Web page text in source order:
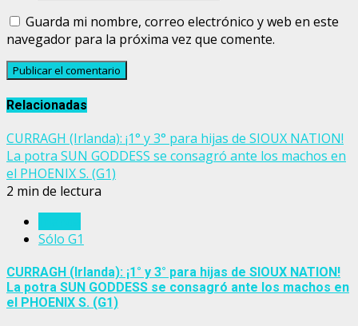
Guarda mi nombre, correo electrónico y web en este
navegador para la próxima vez que comente.
Relacionadas
CURRAGH (Irlanda): ¡1° y 3° para hijas de SIOUX NATION!
La potra SUN GODDESS se consagró ante los machos en
el PHOENIX S. (G1)
2 min de lectura
Sólo G1
CURRAGH (Irlanda): ¡1° y 3° para hijas de SIOUX NATION!
La potra SUN GODDESS se consagró ante los machos en
el PHOENIX S. (G1)